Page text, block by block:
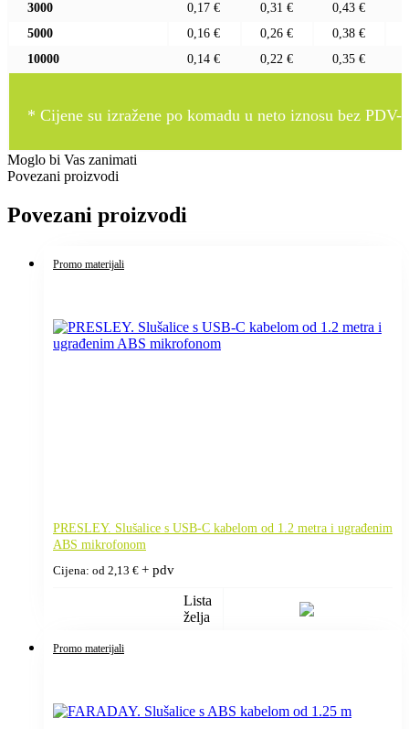
3000
0,17 € 0,31 € 0,43 €
5000
0,16 € 0,26 € 0,38 €
10000
0,14 € 0,22 € 0,35 €
* Cijene su izražene po komadu u neto iznosu bez PDV-
Moglo bi Vas zanimati
Povezani proizvodi
Povezani proizvodi
Promo materijali
PRESLEY. Slušalice s USB-C kabelom od 1.2 metra i ugrađenim
ABS mikrofonom
Cijena: od 2,13 € + pdv
Lista
želja
Promo materijali